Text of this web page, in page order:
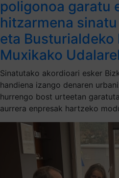
poligonoa garatu
hitzarmena
eta
Muxikako
Sinatutako akordioari esker
handiena izango denaren
hurrengo bost urteetan
aurrera enpresak hartzeko